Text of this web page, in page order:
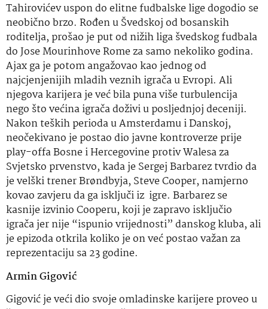
Tahirovićev uspon do elitne fudbalske lige dogodio se
neobično brzo. Rođen u Švedskoj od bosanskih
roditelja, prošao je put od nižih liga švedskog fudbala
do Jose Mourinhove Rome za samo nekoliko godina.
Ajax ga je potom angažovao kao jednog od
najcjenjenijih mladih veznih igrača u Evropi. Ali
njegova karijera je već bila puna više turbulencija
nego što većina igrača doživi u posljednjoj deceniji.
Nakon teških perioda u Amsterdamu i Danskoj,
neočekivano je postao dio javne kontroverze prije
play-offa Bosne i Hercegovine protiv Walesa za
Svjetsko prvenstvo, kada je Sergej Barbarez tvrdio da
je velški trener Brøndbyja, Steve Cooper, namjerno
kovao zavjeru da ga isključi iz igre. Barbarez se
kasnije izvinio Cooperu, koji je zapravo isključio
igrača jer nije “ispunio vrijednosti” danskog kluba, ali
je epizoda otkrila koliko je on već postao važan za
reprezentaciju sa 23 godine.
Armin Gigović
Gigović je veći dio svoje omladinske karijere proveo u